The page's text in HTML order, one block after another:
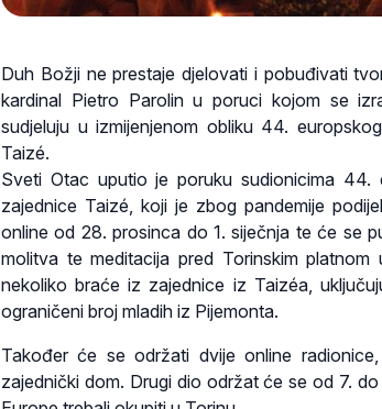
Duh Božji ne prestaje djelovati i pobuđivati
kardinal Pietro Parolin u poruci kojom se
sudjeluju u izmijenjenom obliku 44.
Taizé.
Sveti Otac uputio je poruku sudionicima 44.
zajednice Taizé, koji je zbog pandemije
online od 28. prosinca do 1. siječnja te će se
molitva te meditacija pred Torinskim
nekoliko braće iz zajednice iz Taizéa,
ograničeni broj mladih iz Pijemonta.
Također će se održati dvije online
zajednički dom. Drugi dio održat će se od 7.